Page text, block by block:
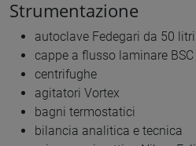
Strumentazione
autoclave Fedegari da 50 litri
cappe a flusso laminare BSC
centrifughe
agitatori Vortex
bagni termostatici
bilancia analitica e tecnica